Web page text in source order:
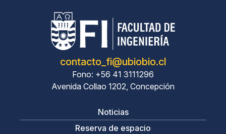
contacto_fi@ubiobio.cl
Fono: +56 41 3111296
Avenida Collao 1202, Concepción
Noticias
Reserva de espacio